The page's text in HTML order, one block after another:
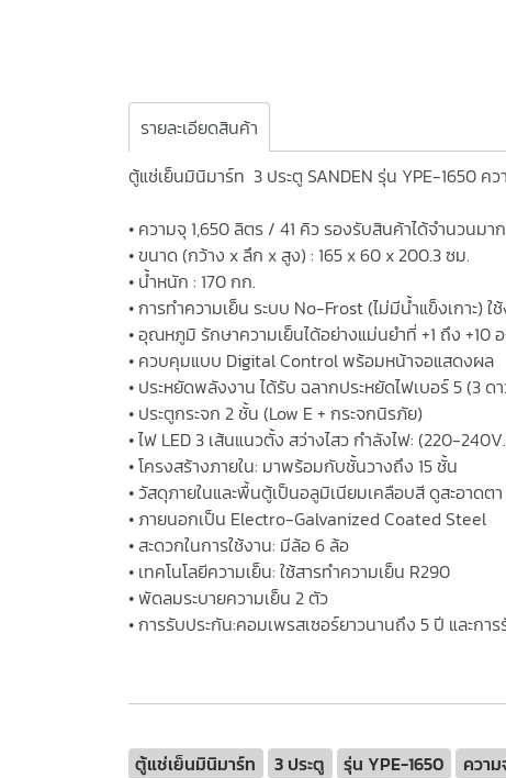
รายละเอียดสินค้า
ตู้แช่เย็นมินิมาร์ท 3 ประตู SANDEN รุ่น YPE-1650 คว
• ความจุ 1,650 ลิตร / 41 คิว รองรับสินค้าได้จำนวนมาก
• ขนาด (กว้าง x ลึก x สูง) : 165 x 60 x 200.3 ซม.
• น้ำหนัก : 170 กก.
• การทำความเย็น ระบบ No-Frost (ไม่มีน้ำแข็งเกาะ) ใ
• อุณหภูมิ รักษาความเย็นได้อย่างแม่นยำที่ +1 ถึง +10
• ควบคุมแบบ Digital Control พร้อมหน้าจอแสดงผล
• ประหยัดพลังงาน ได้รับ ฉลากประหยัดไฟเบอร์ 5 (3 ด
• ประตูกระจก 2 ชั้น (Low E + กระจกนิรภัย)
• ไฟ LED 3 เส้นแนวตั้ง สว่างไสว กำลังไฟ: (220-
• โครงสร้างภายใน: มาพร้อมกับชั้นวางถึง 15 ชั้น
• วัสดุภายในและพื้นตู้เป็นอลูมิเนียมเคลือบสี ดูสะอาดตา
• ภายนอกเป็น Electro-Galvanized Coated Steel
• สะดวกในการใช้งาน: มีล้อ 6 ล้อ
• เทคโนโลยีความเย็น: ใช้สารทำความเย็น R290
• พัดลมระบายความเย็น 2 ตัว
• การรับประกัน:คอมเพรสเซอร์ยาวนานถึง 5 ปี และกา
ตู้แช่เย็นมินิมาร์ท 3 ประตู รุ่น YPE-1650 ความ